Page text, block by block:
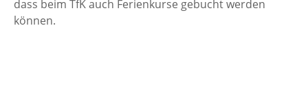
dass beim TfK auch Ferienkurse gebucht werden
können.